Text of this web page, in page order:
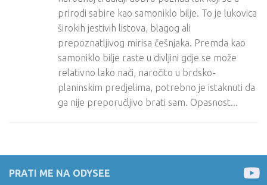
prirodi sabire kao samoniklo bilje. To je lukovica
širokih jestivih listova, blagog ali
prepoznatljivog mirisa češnjaka. Premda kao
samoniklo bilje raste u divljini gdje se može
relativno lako naći, naročito u brdsko-
planinskim predjelima, potrebno je istaknuti da
ga nije preporučljivo brati sam. Opasnost...
PRATI ME NA ODYSEE